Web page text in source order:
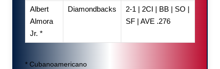
Albert
Almora
Jr. *
Diamondbacks
2-1 | 2CI | BB | SO |
SF | AVE .276
* Cubanoamericano